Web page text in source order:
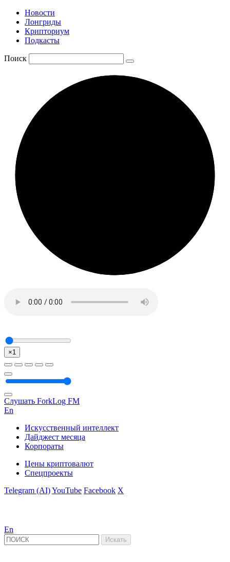
Новости
Лонгриды
Крипториум
Подкасты
Поиск
×1
Слушать ForkLog FM
En
Искусственный интеллект
Дайджест месяца
Корпораты
Цены криптовалют
Спецпроекты
Telegram (AI)YouTube Facebook X
En